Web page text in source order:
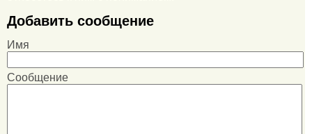
Добавить сообщение
Имя
Сообщение